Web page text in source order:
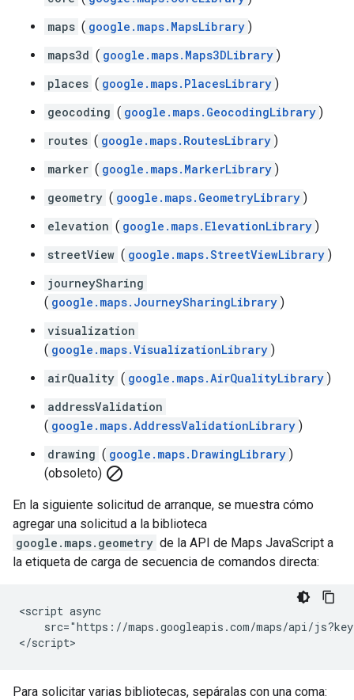
maps ( google.maps.MapsLibrary )
maps3d ( google.maps.Maps3DLibrary )
places ( google.maps.PlacesLibrary )
geocoding ( google.maps.GeocodingLibrary )
routes ( google.maps.RoutesLibrary )
marker ( google.maps.MarkerLibrary )
geometry ( google.maps.GeometryLibrary )
elevation ( google.maps.ElevationLibrary )
streetView ( google.maps.StreetViewLibrary )
journeySharing
( google.maps.JourneySharingLibrary )
visualization
( google.maps.VisualizationLibrary )
airQuality ( google.maps.AirQualityLibrary )
addressValidation
( google.maps.AddressValidationLibrary )
drawing ( google.maps.DrawingLibrary )
(obsoleto) block
En la siguiente solicitud de arranque, se muestra cómo
agregar una solicitud a la biblioteca
google.maps.geometry de la API de Maps JavaScript a
la etiqueta de carga de secuencia de comandos directa:
<script async
src="https://maps.googleapis.com/maps/api/
</script>
Para solicitar varias bibliotecas, sepáralas con una coma: